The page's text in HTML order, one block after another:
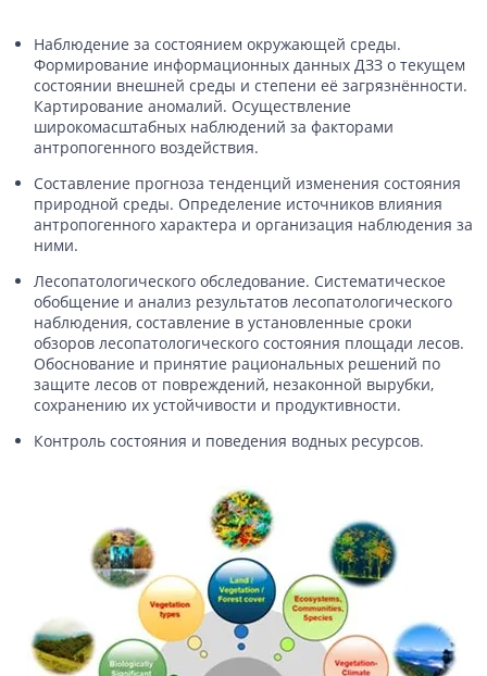
Наблюдение за состоянием окружающей среды.
Формирование информационных данных ДЗЗ о текущем
состоянии внешней среды и степени её загрязнённости.
Картирование аномалий. Осуществление
широкомасштабных наблюдений за факторами
антропогенного воздействия.
Составление прогноза тенденций изменения состояния
природной среды. Определение источников влияния
антропогенного характера и организация наблюдения за
ними.
Лесопатологического обследование. Систематическое
обобщение и анализ результатов лесопатологического
наблюдения, составление в установленные сроки
обзоров лесопатологического состояния площади лесов.
Обоснование и принятие рациональных решений по
защите лесов от повреждений, незаконной вырубки,
сохранению их устойчивости и продуктивности.
Контроль состояния и поведения водных ресурсов.